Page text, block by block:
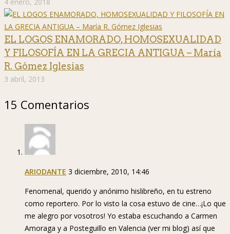
4 enero, 2018
EL LOGOS ENAMORADO, HOMOSEXUALIDAD
Y FILOSOFÍA EN LA GRECIA ANTIGUA – María
R. Gómez Iglesias
3 abril, 2013
15 Comentarios
ARIODANTE 3 diciembre, 2010, 14:46
Fenomenal, querido y anónimo hislibreño, en tu estreno
como reportero. Por lo visto la cosa estuvo de cine…¡Lo que
me alegro por vosotros! Yo estaba escuchando a Carmen
Amoraga y a Posteguillo en Valencia (ver mi blog) así que